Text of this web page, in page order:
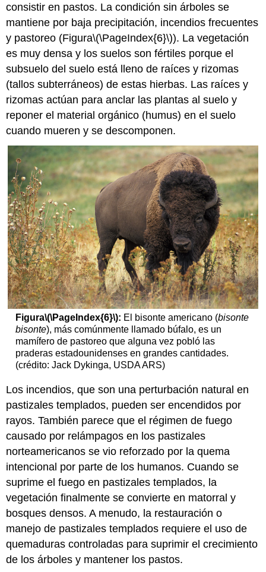
consistir en pastos. La condición sin árboles se
mantiene por baja precipitación, incendios frecuentes
y pastoreo (Figura\(\PageIndex{6}\)). La vegetación
es muy densa y los suelos son fértiles porque el
subsuelo del suelo está lleno de raíces y rizomas
(tallos subterráneos) de estas hierbas. Las raíces y
rizomas actúan para anclar las plantas al suelo y
reponer el material orgánico (humus) en el suelo
cuando mueren y se descomponen.
Figura\(\PageIndex{6}\): El bisonte americano (bisonte
bisonte), más comúnmente llamado búfalo, es un
mamífero de pastoreo que alguna vez pobló las
praderas estadounidenses en grandes cantidades.
(crédito: Jack Dykinga, USDA ARS)
Los incendios, que son una perturbación natural en
pastizales templados, pueden ser encendidos por
rayos. También parece que el régimen de fuego
causado por relámpagos en los pastizales
norteamericanos se vio reforzado por la quema
intencional por parte de los humanos. Cuando se
suprime el fuego en pastizales templados, la
vegetación finalmente se convierte en matorral y
bosques densos. A menudo, la restauración o
manejo de pastizales templados requiere el uso de
quemaduras controladas para suprimir el crecimiento
de los árboles y mantener los pastos.